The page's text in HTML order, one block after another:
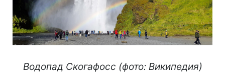
Водопад Скогафосс (фото: Википедия)